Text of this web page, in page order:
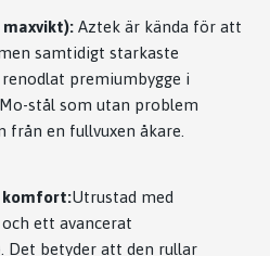
Aztek är kända för att
samtidigt starkaste
premiumbygge i
stål som utan problem
en fullvuxen åkare.
komfort:Utrustad med
ett avancerat
Det betyder att den rullar